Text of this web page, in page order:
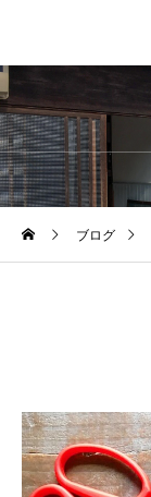
ブログ